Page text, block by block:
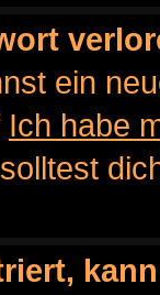
ein
Ich habe